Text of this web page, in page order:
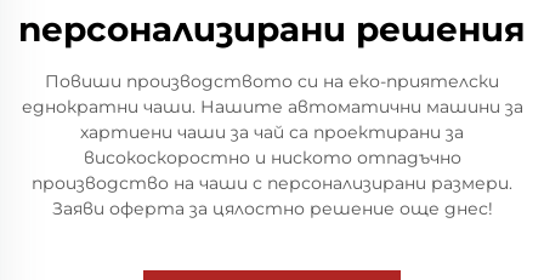
персонализирани решения
Повиши производството си на еко-приятелски
еднократни чаши. Нашите автоматични машини за
хартиени чаши за чай са проектирани за
високоскоростно и ниското отпадъчно
производство на чаши с персонализирани размери.
Заяви оферта за цялостно решение още днес!